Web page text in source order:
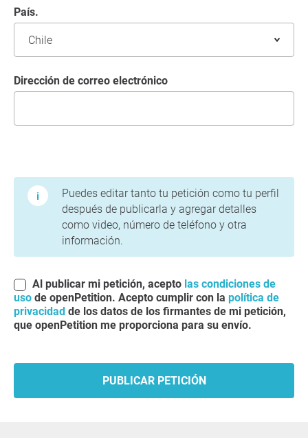
País.
Dirección de correo electrónico
Puedes editar tanto tu petición como tu perfil
después de publicarla y agregar detalles
como video, número de teléfono y otra
información.
Al publicar mi petición, acepto las condiciones de
uso de openPetition. Acepto cumplir con la política de
privacidad de los datos de los firmantes de mi petición,
que openPetition me proporciona para su envío.
PUBLICAR PETICIÓN